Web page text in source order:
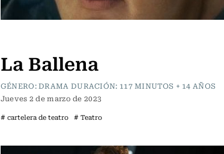
La Ballena
GÉNERO: DRAMA DURACIÓN: 117 MINUTOS + 14 AÑOS
Jueves 2 de marzo de 2023
# cartelera de teatro # Teatro